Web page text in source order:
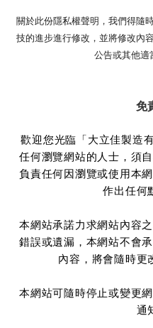
關於此份隱私權聲明，我們得隨
技的進步進行修改，並將修改內
公告或其他適
免
歡迎您光臨「大立佳製造
任何瀏覽網站的人士，須
負責任何因瀏覽或使用本
作出任何
本網站承諾力求網站內容
錯誤或遺漏，本網站不會
內容，將會隨時更
本網站可隨時停止或變更
通